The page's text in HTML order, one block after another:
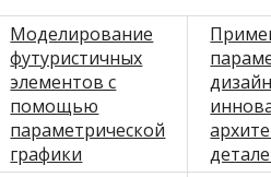
Моделирование
футуристичных
элементов с
помощью
параметрической
графики